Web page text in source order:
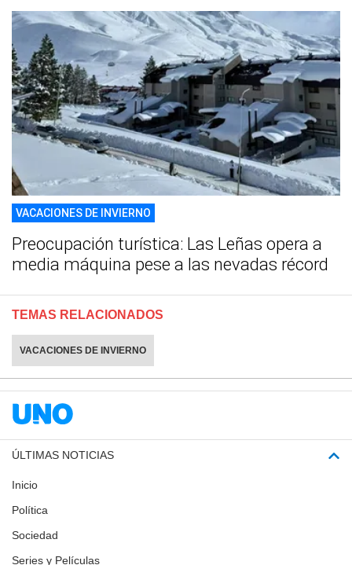
VACACIONES DE INVIERNO
Preocupación turística: Las Leñas opera a
media máquina pese a las nevadas récord
TEMAS RELACIONADOS
VACACIONES DE INVIERNO
ÚLTIMAS NOTICIAS
Inicio
Política
Sociedad
Series y Películas